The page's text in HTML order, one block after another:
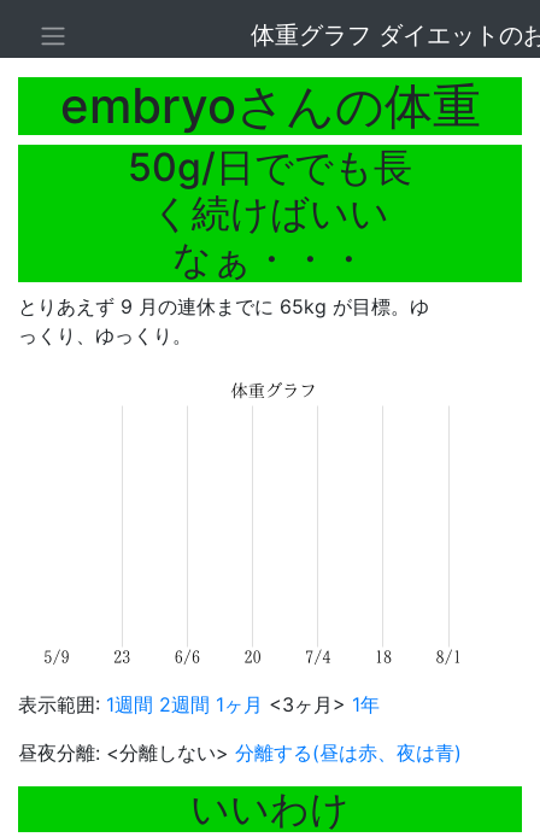
体重グラフ ダイエットの
embryoさんの体重
50g/日ででも長
く続けばいい
なぁ・・・
とりあえず 9 月の連休までに 65kg が目標。ゆ
っくり、ゆっくり。
表示範囲: 1週間 2週間 1ヶ月 <3ヶ月> 1年
昼夜分離: <分離しない> 分離する(昼は赤、夜は青)
いいわけ